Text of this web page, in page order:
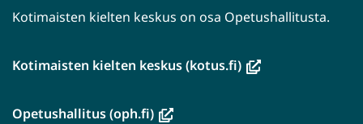
Kotimaisten kielten keskus on osa Opetushallitusta.
Kotimaisten kielten keskus (kotus.fi)(avautuu
Opetushallitus (oph.fi)(avautuu